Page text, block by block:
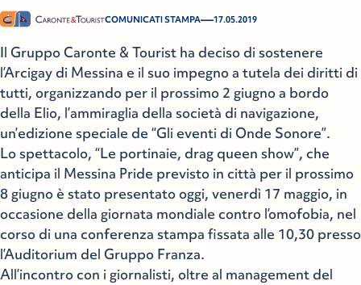
COMUNICATI STAMPA—17.05.2019
Il Gruppo Caronte & Tourist ha deciso di sostenere
l’Arcigay di Messina e il suo impegno a tutela dei diritti di
tutti, organizzando per il prossimo 2 giugno a bordo
della Elio, l’ammiraglia della società di navigazione,
un’edizione speciale de “Gli eventi di Onde Sonore”.
Lo spettacolo, “Le portinaie, drag queen show”, che
anticipa il Messina Pride previsto in città per il prossimo
8 giugno è stato presentato oggi, venerdì 17 maggio, in
occasione della giornata mondiale contro l’omofobia, nel
corso di una conferenza stampa fissata alle 10,30 presso
l’Auditorium del Gruppo Franza.
All’incontro con i giornalisti, oltre al management del